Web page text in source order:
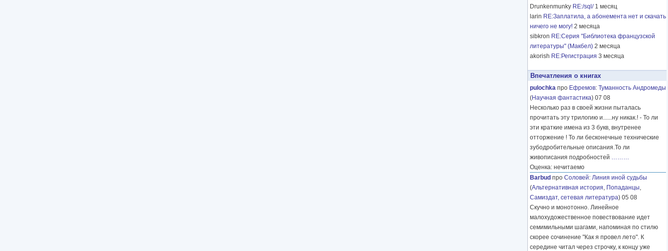
Drunkenmunky RE:/sql/ 1 месяц
larin RE:Заплатила, а абонемента нет и скачать
ничего не могу! 2 месяца
sibkron RE:Серия "Библиотека французской
литературы" (Макбел) 2 месяца
akorish RE:Регистрация 3 месяца
Впечатления о книгах
pulochka про Ефремов: Туманность Андромеды
(Научная фантастика) 07 08
Несколько раз в своей жизни пыталась
прочитать эту трилогию и......ну никак.! - То ли
эти краткие имена из 3 букв, внутренее
отторжение ! То ли бесконечные технические
зубодробительные описания.То ли
живописания подробностей ………
Оценка: нечитаемо
Barbud про Соловей: Линия иной судьбы
(Альтернативная история, Попаданцы,
Самиздат, сетевая литература) 05 08
Скучно и монотонно. Линейное
малохудожественное повествование идет
семимильными шагами, напоминая по стилю
скорее сочинение "Как я провел лето". К
середине читал через строчку, к концу уже